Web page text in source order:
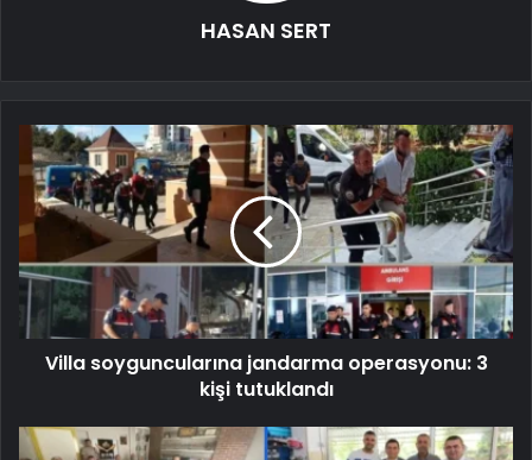
HASAN SERT
Villa soyguncularına jandarma operasyonu: 3
kişi tutuklandı